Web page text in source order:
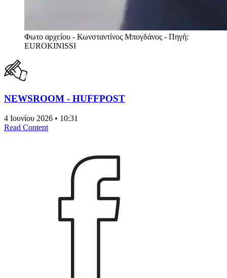
Φωτο αρχείου - Κωνσταντίνος Μπογδάνος - Πηγή:
EUROKINISSI
NEWSROOM - HUFFPOST
4 Ιουνίου 2026 • 10:31
Read Content